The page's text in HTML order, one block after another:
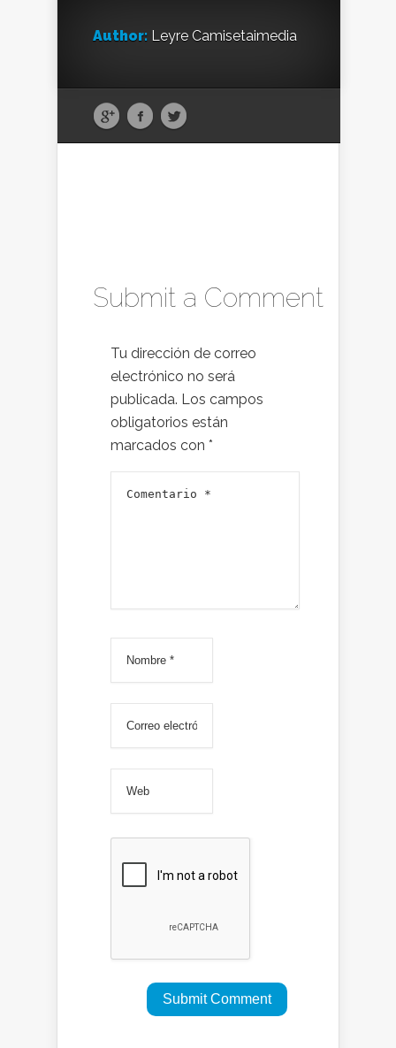
Author: Leyre Camisetaimedia
Submit a Comment
Tu dirección de correo
electrónico no será
publicada. Los campos
obligatorios están
marcados con *